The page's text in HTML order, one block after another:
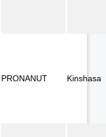
PRONANUT Kinshasa